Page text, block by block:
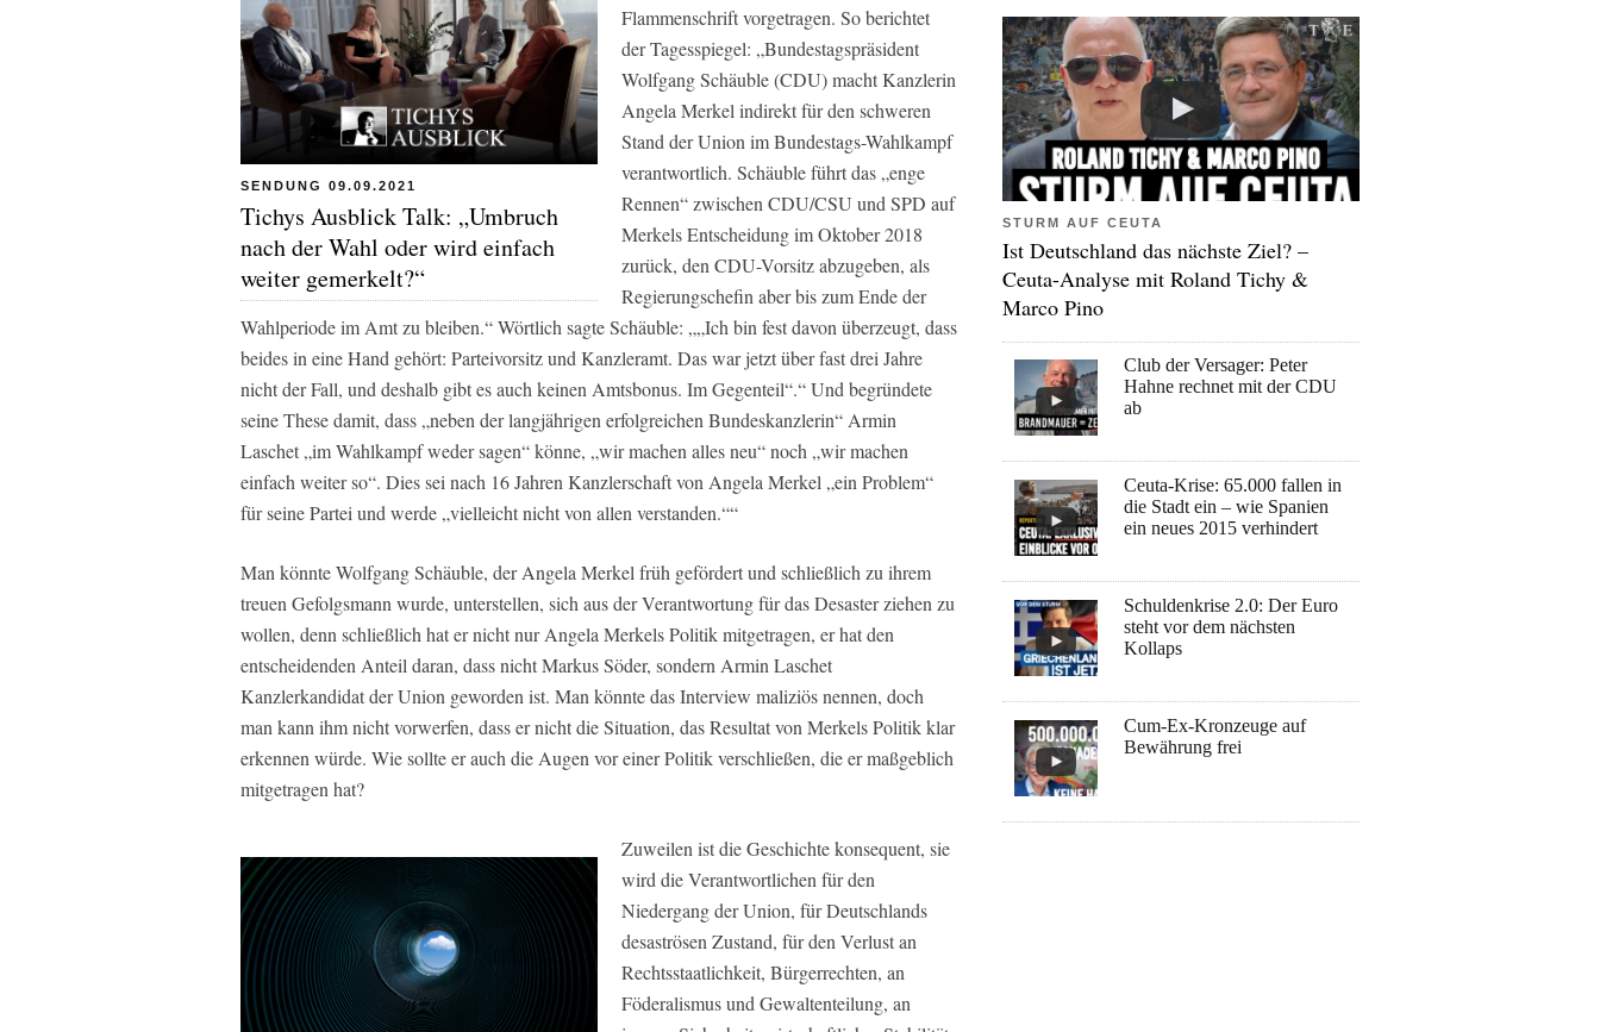
SENDUNG 09.09.2021
Tichys Ausblick Talk: „Umbruch
nach der Wahl oder wird einfach
weiter gemerkelt?“
Flammenschrift vorgetragen. So berichtet
derTagesspiegel: „Bundestagspräsident
Wolfgang Schäuble (CDU) macht Kanzlerin
Angela Merkel indirekt für den schweren
Stand der Union im Bundestags-Wahlkampf
verantwortlich. Schäuble führt das „enge
Rennen“ zwischen CDU/CSU und SPD auf
Merkels Entscheidung im Oktober 2018
zurück, den CDU-Vorsitz abzugeben, als
Regierungschefin aber bis zum Ende der
Wahlperiode im Amt zu bleiben.“ Wörtlich sagte Schäuble: „„Ich bin fest davon überzeugt, dass
beides in eine Hand gehört: Parteivorsitz und Kanzleramt. Das war jetzt über fast drei Jahre
nicht der Fall, und deshalb gibt es auch keinen Amtsbonus. Im Gegenteil“.“ Und begründete
seine These damit, dass „neben der langjährigen erfolgreichen Bundeskanzlerin“ Armin
Laschet „im Wahlkampf weder sagen“ könne, „wir machen alles neu“ noch „wir machen
einfach weiter so“. Dies sei nach 16 Jahren Kanzlerschaft von Angela Merkel „ein Problem“
für seine Partei und werde „vielleicht nicht von allen verstanden.““
Man könnte Wolfgang Schäuble, der Angela Merkel früh gefördert und schließlich zu ihrem
treuen Gefolgsmann wurde, unterstellen, sich aus der Verantwortung für das Desaster ziehen zu
wollen, denn schließlich hat er nicht nur Angela Merkels Politik mitgetragen, er hat den
entscheidenden Anteil daran, dass nicht Markus Söder, sondern Armin Laschet
Kanzlerkandidat der Union geworden ist. Man könnte das Interview maliziös nennen, doch
man kann ihm nicht vorwerfen, dass er nicht die Situation, das Resultat von Merkels Politik klar
erkennen würde. Wie sollte er auch die Augen vor einer Politik verschließen, die er maßgeblich
mitgetragen hat?
Zuweilen ist die Geschichte konsequent, sie
wird die Verantwortlichen für den
Niedergang der Union, für Deutschlands
desaströsen Zustand, für den Verlust an
Rechtsstaatlichkeit, Bürgerrechten, an
Föderalismus und Gewaltenteilung, an
STURM AUF CEUTA
Ist Deutschland das nächste Ziel? –
Ceuta-Analyse mit Roland Tichy &
Marco Pino
Club der Versager: Peter
Hahne rechnet mit der CDU
ab
Ceuta-Krise: 65.000 fallen in
die Stadt ein – wie Spanien
ein neues 2015 verhindert
Schuldenkrise 2.0: Der Euro
steht vor dem nächsten
Kollaps
Cum-Ex-Kronzeuge auf
Bewährung frei